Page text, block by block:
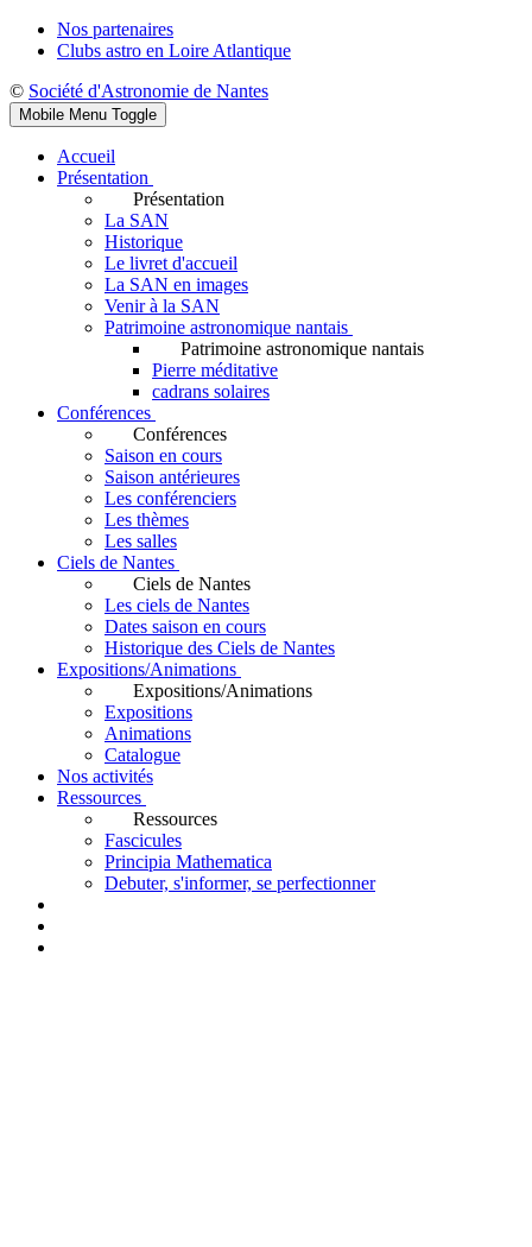
Nos partenaires
Clubs astro en Loire Atlantique
© Société d'Astronomie de Nantes
Mobile Menu Toggle
Accueil
Présentation
Présentation
La SAN
Historique
Le livret d'accueil
La SAN en images
Venir à la SAN
Patrimoine astronomique nantais
Patrimoine astronomique nantais
Pierre méditative
cadrans solaires
Conférences
Conférences
Saison en cours
Saison antérieures
Les conférenciers
Les thèmes
Les salles
Ciels de Nantes
Ciels de Nantes
Les ciels de Nantes
Dates saison en cours
Historique des Ciels de Nantes
Expositions/Animations
Expositions/Animations
Expositions
Animations
Catalogue
Nos activités
Ressources
Ressources
Fascicules
Principia Mathematica
Debuter, s'informer, se perfectionner